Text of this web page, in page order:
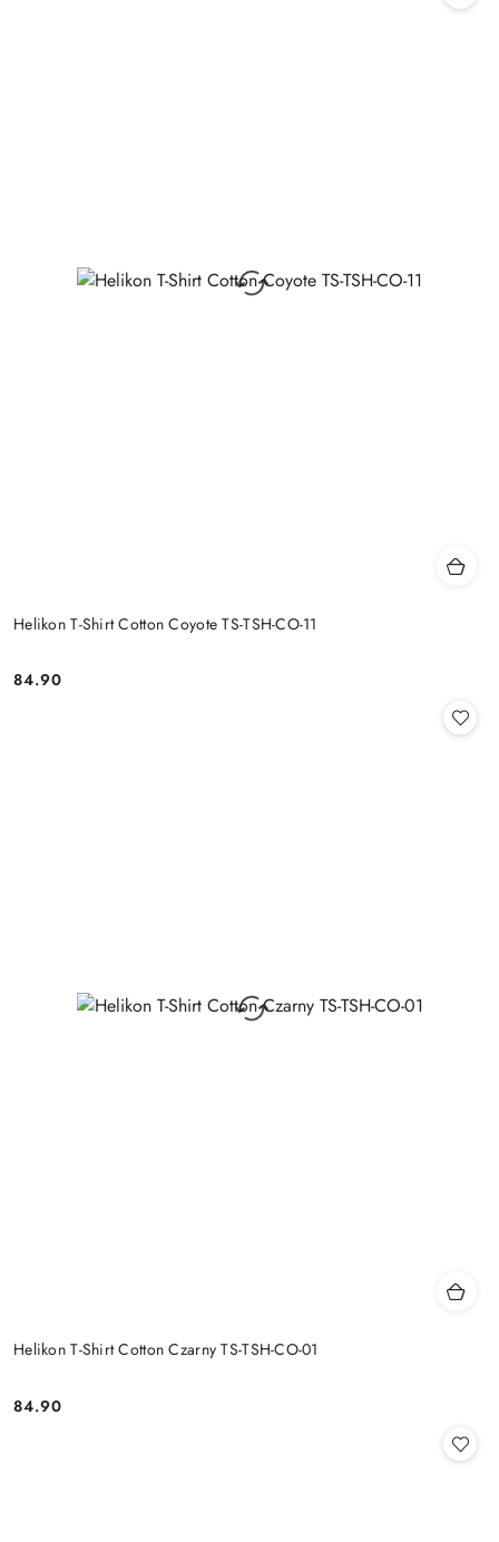
Helikon T-Shirt Cotton Coyote TS-TSH-CO-11
Cena:
84.90
Helikon T-Shirt Cotton Czarny TS-TSH-CO-01
Cena:
84.90